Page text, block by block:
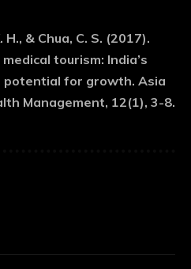
H., & Chua, C. S. (2017).
tourism: India’s
potential for growth. Asia
Management, 12(1), 3-8.